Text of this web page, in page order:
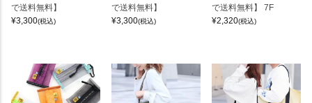
で送料無料】
¥3,300(税込)
で送料無料】
¥3,300(税込)
で送料無料】 7F
¥2,320(税込)